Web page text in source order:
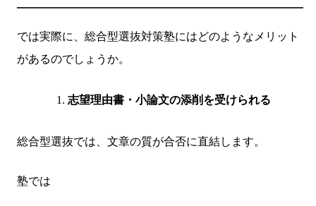
では実際に、総合型選抜対策塾にはどのようなメリット
があるのでしょうか。
志望理由書・小論文の添削を受けられる
総合型選抜では、文章の質が合否に直結します。
塾では